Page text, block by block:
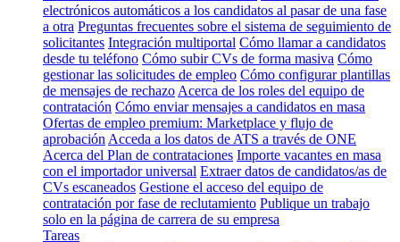
electrónicos automáticos a los candidatos al pasar de una fase
a otra Preguntas frecuentes sobre el sistema de seguimiento de
solicitantes Integración multiportal Cómo llamar a candidatos
desde tu teléfono Cómo subir CVs de forma masiva Cómo
gestionar las solicitudes de empleo Cómo configurar plantillas
de mensajes de rechazo Acerca de los roles del equipo de
contratación Cómo enviar mensajes a candidatos en masa
Ofertas de empleo premium: Marketplace y flujo de
aprobación Acceda a los datos de ATS a través de ONE
Acerca del Plan de contrataciones Importe vacantes en masa
con el importador universal Extraer datos de candidatos/as de
CVs escaneados Gestione el acceso del equipo de
contratación por fase de reclutamiento Publique un trabajo
solo en la página de carrera de su empresa
Tareas